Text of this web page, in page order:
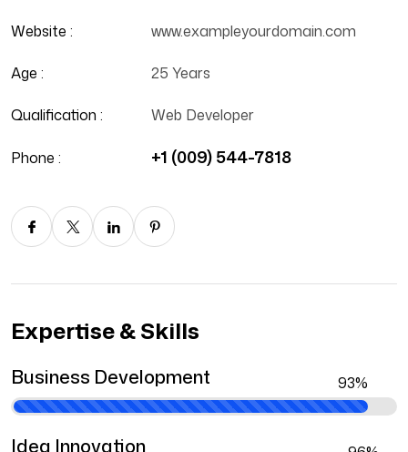
Website : www.exampleyourdomain.com
Age : 25 Years
Qualification : Web Developer
Phone : +1 (009) 544-7818
Expertise & Skills
Business Development
Idea Innovation